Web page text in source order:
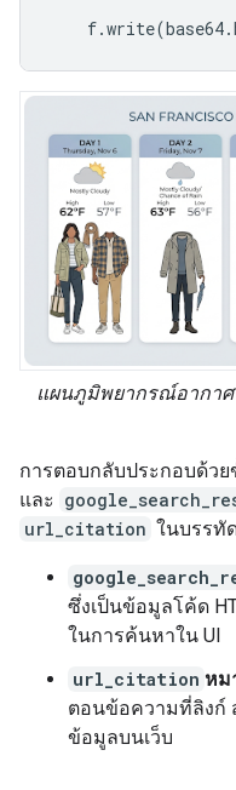
f.write(base64.
แผนภูมิพยากรณ์อากา
การตอบกลับประกอบด้ว
และ
url_citation ในบรรทั
ซึ่งเป็นข้อมูลโค้ด
ในการค้นหาใน UI
url_citation หม
ตอนข้อความที่ลิงก์
ข้อมูลบนเว็บ